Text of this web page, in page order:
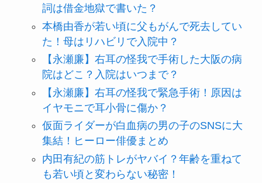
詞は借金地獄で書いた？
本橋由香が若い頃に父もがんで死去してい
た！母はリハビリで入院中？
【永瀬廉】右耳の怪我で手術した大阪の病
院はどこ？入院はいつまで？
【永瀬廉】右耳の怪我で緊急手術！原因は
イヤモニで耳小骨に傷か？
仮面ライダーが白血病の男の子のSNSに大
集結！ヒーロー俳優まとめ
内田有紀の筋トレがヤバイ？年齢を重ねて
も若い頃と変わらない秘密！